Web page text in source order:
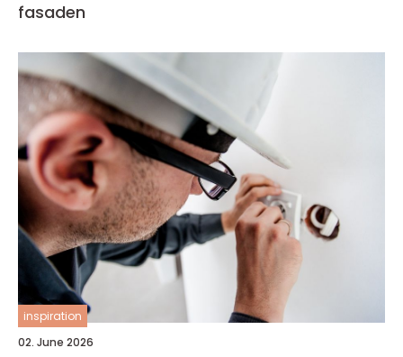
fasaden
inspiration
02. June 2026